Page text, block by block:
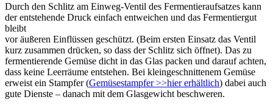
Durch den Schlitz am Einweg-Ventil des Fermentieraufsatzes kann
der entstehende Druck einfach entweichen und das Fermentiergut
bleibt
vor äußeren Einflüssen geschützt. (Beim ersten Einsatz das Ventil
kurz zusammen drücken, so dass der Schlitz sich öffnet). Das zu
fermentierende Gemüse dicht in das Glas packen und darauf achten,
dass keine Leerräume entstehen. Bei kleingeschnittenem Gemüse
erweist ein Stampfer (Gemüsestampfer >>hier erhältlich) dabei auch
gute Dienste – danach mit dem Glasgewicht beschweren.